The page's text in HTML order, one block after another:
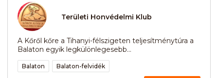
Területi Honvédelmi Klub
A Kőről kőre a Tihanyi-félszigeten teljesítménytúra a
Balaton egyik legkülönlegesebb...
Balaton Balaton-felvidék